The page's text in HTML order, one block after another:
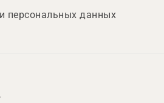
персональных данных